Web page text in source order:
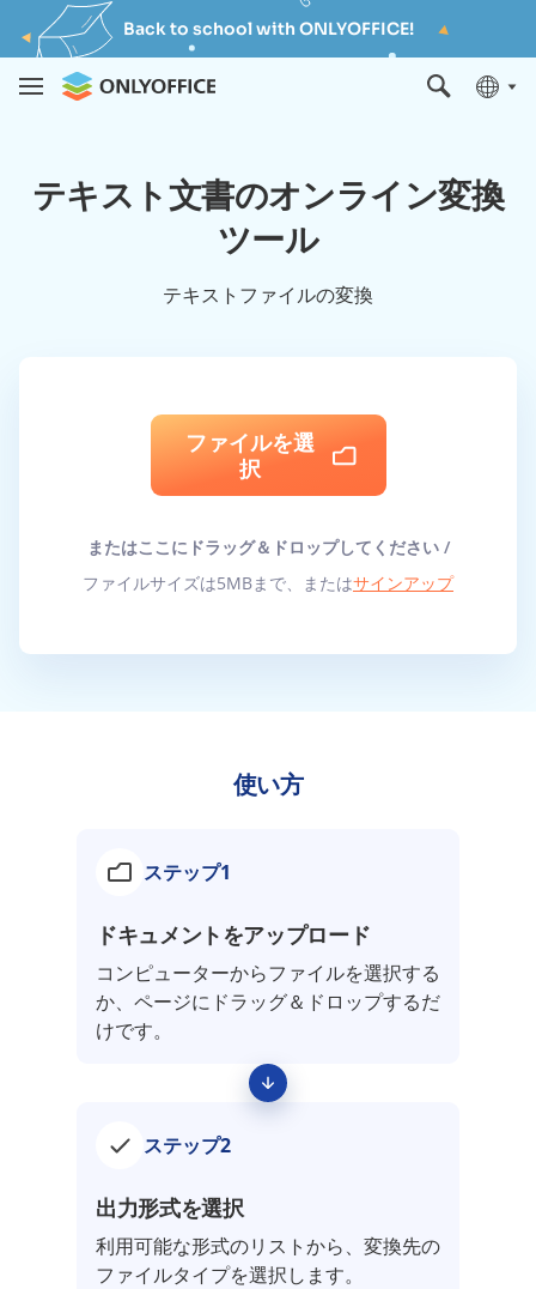
Back to school with ONLYOFFICE!
テキスト文書のオンライン変換
ツール
テキストファイルの変換
ファイルを選
択
またはここにドラッグ＆ドロップしてください /
ファイルサイズは5MBまで、またはサインアップ
使い方
ステップ1
ドキュメントをアップロード
コンピューターからファイルを選択する
か、ページにドラッグ＆ドロップするだ
けです。
ステップ2
出力形式を選択
利用可能な形式のリストから、変換先の
ファイルタイプを選択します。